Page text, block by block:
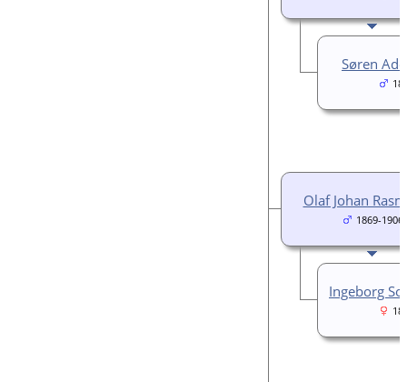
Søren
Olaf Johan
1869-1906
Ingeborg